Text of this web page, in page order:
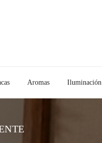
Aromas Iluminación